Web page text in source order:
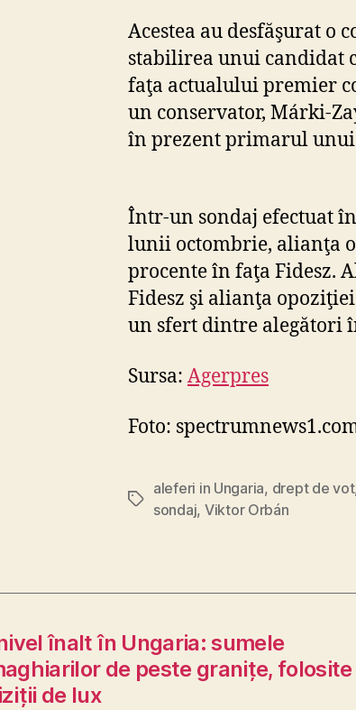
Acestea au desfăşurat o
stabilirea unui candidat
faţa actualului premier
un conservator, Márki-
în prezent primarul unui
Într-un sondaj efectuat
lunii octombrie, alianţa
procente în faţa Fidesz.
Fidesz şi alianţa
un sfert dintre alegători
Sursa: Agerpres
Foto:
Tags
aleferi in Ungaria, drept de vot
sondaj, Viktor Orbán
înalt în Ungaria: sumele
de peste granițe, folosite
de lux